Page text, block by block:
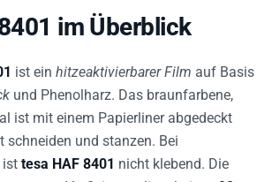
im Überblick
ist ein hitzeaktivierbarer Film auf Basis
und Phenolharz. Das braunfarbene,
ist mit einem Papierliner abgedeckt
schneiden und stanzen. Bei
ist tesa HAF 8401 nicht klebend. Die